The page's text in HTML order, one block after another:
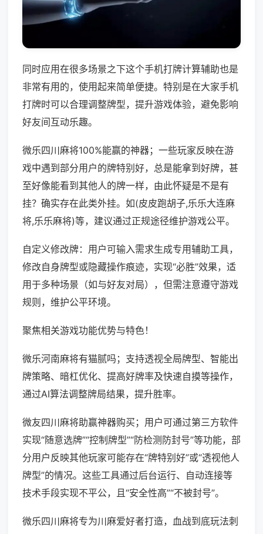
同时应用在很多场景之下这个手机打牌计算辅助也是
非常有用的，使用起来简单便捷。特别是在大家手机
打牌时可以合理调整牌型，提升游戏体验，避免影响
好友间互动乐趣。
微乐四川麻将100%能赢的神器；一些玩家反映在游
戏中遇到部分用户的牌特别好，总是能拿到好牌，甚
至好像能看到其他人的牌一样，由此怀疑是不是有
挂？确实存在此类外挂。如(皮皮跑胡子,乐乐大连麻
将,乐乐麻将)等，建议通过正规途径维护游戏公平。
自定义修改牌：用户可输入需求生成专用辅助工具，
修改自身牌型或隐藏操作痕迹，实现“必胜”效果，适
用于多种场景（如与好友对局），但需注意遵守游戏
规则，维护公平环境。
聚焦相关游戏功能优势与特色！
微乐河南麻将有猫腻吗；支持透视全局牌型、智能出
牌策略、暗杠优化、提高好牌率及快速自摸等操作，
通过AI算法调整牌局结果，提升胜率。
微友四川麻将助赢神器购买；用户可通过第三方软件
实现“随意选牌”“控制牌型”“防检测防封号”等功能，部
分用户反映其他玩家可能存在“牌特别好”或“透视他人
牌型”的情况。这些工具通过后台运行、自动连接等
技术手段实现不平公，且“安全性高”“不被封号”。
微乐四川麻将专为川麻爱好者打造，血战到底玩法刺